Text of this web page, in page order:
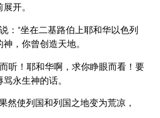
开。
：“坐在二基路伯上耶和华以色列
，你曾创造天地。
听！耶和华啊，求你睁眼而看！要
永生神的话。
然使列国和列国之地变为荒凉，